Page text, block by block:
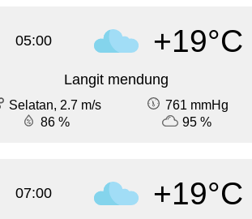
05:00 +19°C
Langit mendung
Selatan, 2.7 m/s
761 mmHg
86 %
95 %
07:00 +19°C